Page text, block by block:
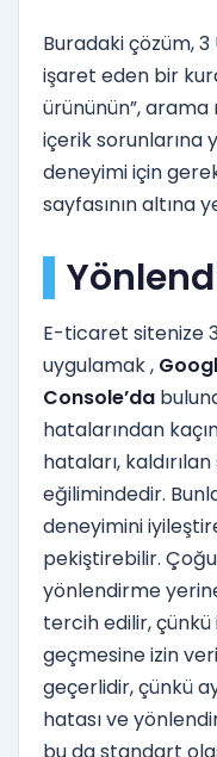
Buradaki çözüm, 3
işaret eden bir
ürününün”,
içerik sorunlarına
deneyimi için
sayfasının altına
E-ticaret sitenize
uygulamak ,
Console’da
hatalarından
hataları,
eğilimindedir.
deneyimini
pekiştirebilir.
yönlendirme
tercih edilir,
geçmesine izin
geçerlidir, çünkü
hatası ve